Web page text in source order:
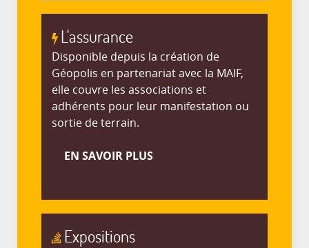
L'assurance
Disponible depuis la création de
Géopolis en partenariat avec la MAIF,
elle couvre les associations et
adhérents pour leur manifestation ou
sortie de terrain.
EN SAVOIR PLUS
Expositions